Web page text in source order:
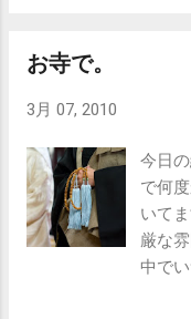
お寺で。
3月 07, 2010
今日
で何
いて
厳な
中で